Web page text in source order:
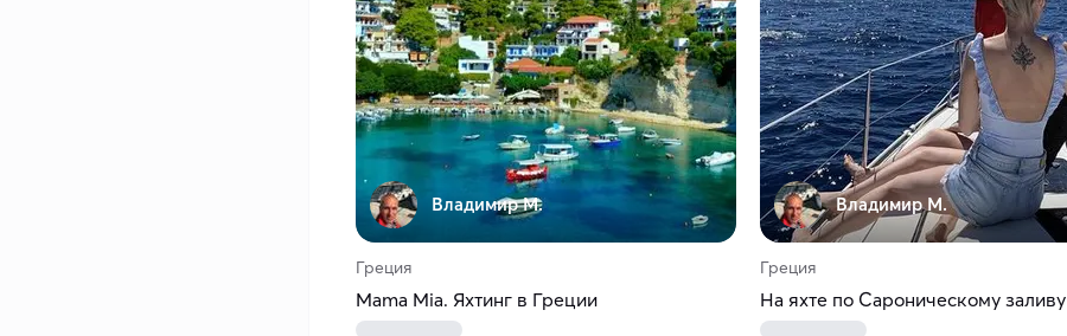
Владимир М.
Греция
Mama Mia. Яхтинг в Греции
Владимир М.
Греция
На яхте по Сароническому заливу